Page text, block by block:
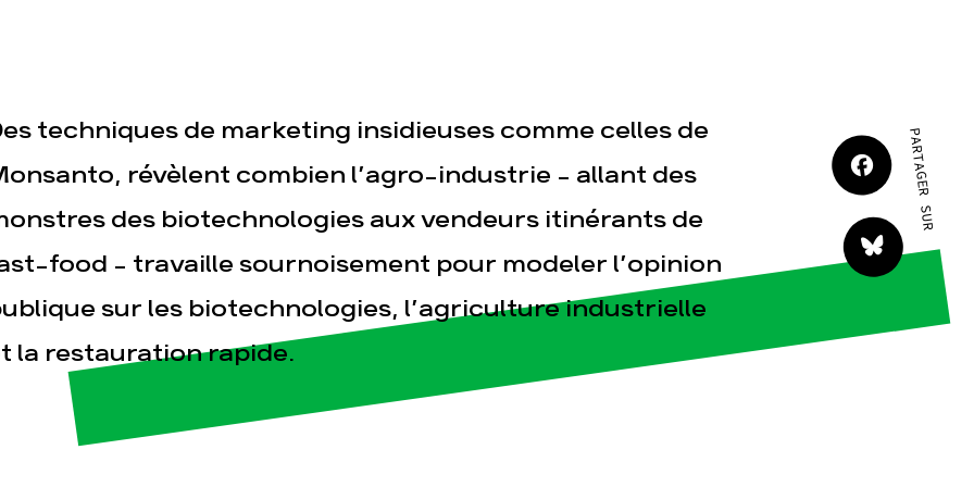
Publications Contact
techniques de marketing insidieuses comme celles de
révèlent combien l’agro-industrie – allant des
des biotechnologies aux vendeurs itinérants de
food – travaille sournoisement pour modeler l’opinion
sur les biotechnologies, l’agriculture industrielle
la restauration rapide.
PARTAGER SUR